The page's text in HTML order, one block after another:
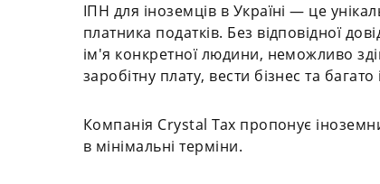
ІПН для іноземців в Україні — це
платника податків. Без відповідної
ім'я конкретної людини, неможливо
заробітну плату, вести бізнес та багато
Компанія Crystal Tax пропонує
в мінімальні терміни.